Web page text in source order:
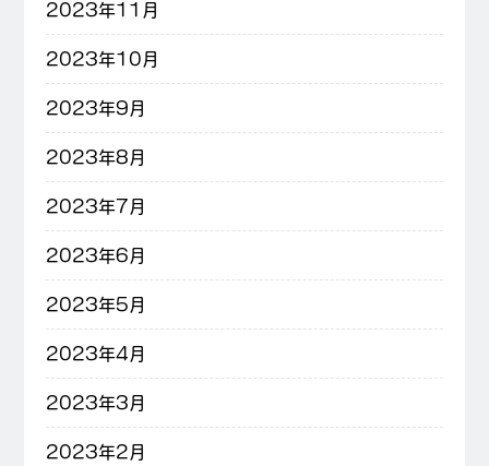
2023年11月
2023年10月
2023年9月
2023年8月
2023年7月
2023年6月
2023年5月
2023年4月
2023年3月
2023年2月